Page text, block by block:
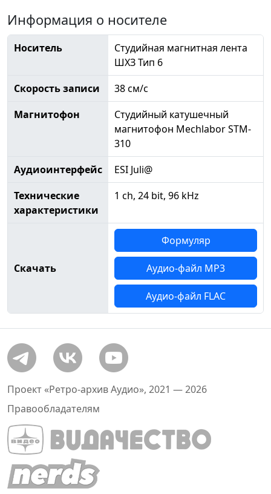
Информация о носителе
Носитель
Студийная магнитная лента
ШХЗ Тип 6
Скорость записи
38 см/с
Магнитофон
Студийный катушечный
магнитофон Mechlabor STM-
310
Аудиоинтерфейс
ESI Juli@
Технические
характеристики
1 ch, 24 bit, 96 kHz
Скачать
Формуляр
Аудио-файл MP3
Аудио-файл FLAC
Проект «Ретро-архив Аудио», 2021 — 2026
Правообладателям